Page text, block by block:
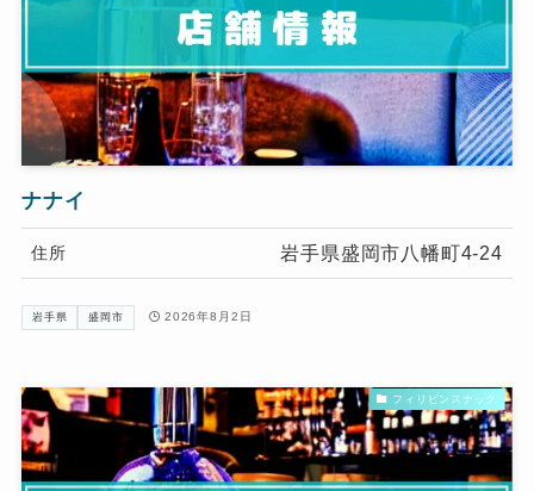
ナナイ
住所 岩手県盛岡市八幡町4-24
岩手県 盛岡市 2026年8月2日
フィリピンスナック